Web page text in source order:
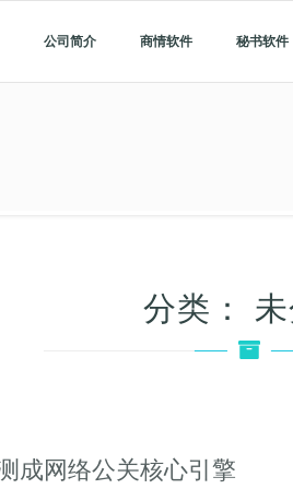
公司简介 商情软件 秘书软件
分类：
成网络公关核心引擎